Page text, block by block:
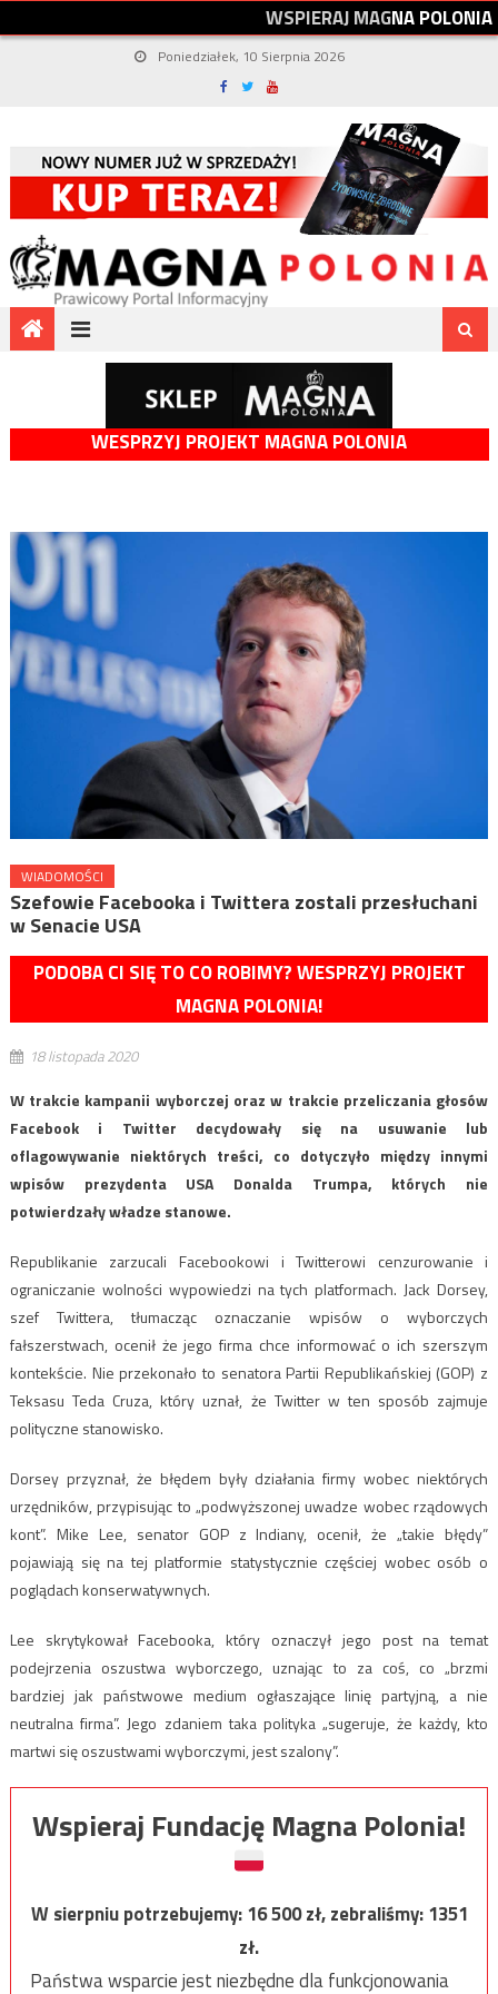
WSPIERAJMAGNAPOLONIA
Poniedziałek, 10 Sierpnia 2026
WESPRZYJ PROJEKT MAGNA POLONIA
WIADOMOŚCI
Szefowie Facebooka i Twittera zostali przesłuchani
w Senacie USA
PODOBA CI SIĘ TO CO ROBIMY? WESPRZYJ PROJEKT
MAGNA POLONIA!
18 listopada 2020
W trakcie kampanii wyborczej oraz w trakcie przeliczania głosów
Facebook i Twitter decydowały się na usuwanie lub
oflagowywanie niektórych treści, co dotyczyło między innymi
wpisów prezydenta USA Donalda Trumpa, których nie
potwierdzały władze stanowe.
Republikanie zarzucali Facebookowi i Twitterowi cenzurowanie i
ograniczanie wolności wypowiedzi na tych platformach. Jack Dorsey,
szef Twittera, tłumacząc oznaczanie wpisów o wyborczych
fałszerstwach, ocenił że jego firma chce informować o ich szerszym
kontekście. Nie przekonało to senatora Partii Republikańskiej (GOP) z
Teksasu Teda Cruza, który uznał, że Twitter w ten sposób zajmuje
polityczne stanowisko.
Dorsey przyznał, że błędem były działania firmy wobec niektórych
urzędników, przypisując to „podwyższonej uwadze wobec rządowych
kont”. Mike Lee, senator GOP z Indiany, ocenił, że „takie błędy”
pojawiają się na tej platformie statystycznie częściej wobec osób o
poglądach konserwatywnych.
Lee skrytykował Facebooka, który oznaczył jego post na temat
podejrzenia oszustwa wyborczego, uznając to za coś, co „brzmi
bardziej jak państwowe medium ogłaszające linię partyjną, a nie
neutralna firma”. Jego zdaniem taka polityka „sugeruje, że każdy, kto
martwi się oszustwami wyborczymi, jest szalony”.
Wspieraj Fundację Magna Polonia!
W sierpniu potrzebujemy:16 500zł, zebraliśmy:1351
zł.
Państwa wsparcie jest niezbędne dla funkcjonowania